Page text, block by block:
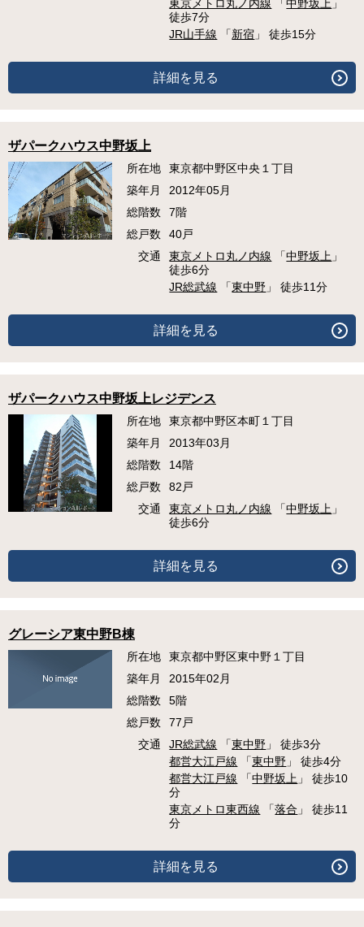
東京メトロ丸ノ内線 「中野坂上 」
徒歩7分
JR山手線 「新宿 」 徒歩15分
詳細を見る
ザパークハウス中野坂上
所在地
東京都中野区中央１丁目
築年月
2012年05月
総階数
7階
総戸数
40戸
交通
東京メトロ丸ノ内線 「中野坂上 」
徒歩6分
JR総武線 「東中野 」 徒歩11分
詳細を見る
ザパークハウス中野坂上レジデンス
所在地
東京都中野区本町１丁目
築年月
2013年03月
総階数
14階
総戸数
82戸
交通
東京メトロ丸ノ内線 「中野坂上 」
徒歩6分
詳細を見る
グレーシア東中野B棟
所在地
東京都中野区東中野１丁目
築年月
2015年02月
総階数
5階
総戸数
77戸
交通
JR総武線 「東中野 」 徒歩3分
都営大江戸線 「東中野 」 徒歩4分
都営大江戸線 「中野坂上 」 徒歩10
分
東京メトロ東西線 「落合 」 徒歩11
分
詳細を見る